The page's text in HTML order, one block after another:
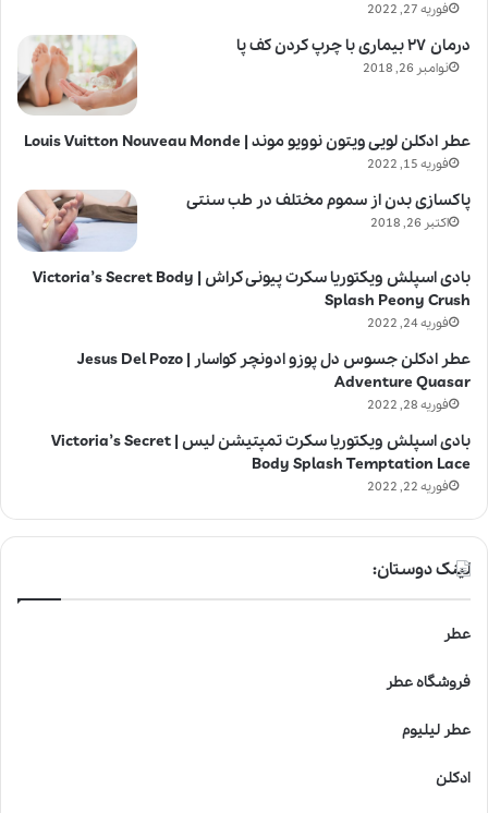
فوریه 27, 2022
درمان ۲۷ بیماری با چرپ کردن کف پا
نوامبر 26, 2018
عطر ادکلن لویی ویتون نوویو موند | Louis Vuitton Nouveau Monde
فوریه 15, 2022
پاکسازی بدن از سموم مختلف در طب سنتی
اکتبر 26, 2018
بادی اسپلش ویکتوریا سکرت پیونی کراش | Victoria’s Secret Body
Splash Peony Crush
فوریه 24, 2022
عطر ادکلن جسوس دل پوزو ادونچر کواسار | Jesus Del Pozo
Adventure Quasar
فوریه 28, 2022
بادی اسپلش ویکتوریا سکرت تمپتیشن لیس | Victoria’s Secret
Body Splash Temptation Lace
فوریه 22, 2022
لینک دوستان:
عطر
فروشگاه عطر
عطر لیلیوم
ادکلن